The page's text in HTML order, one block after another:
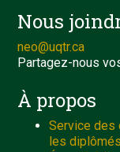
Nous
neo@uqtr.ca
Partagez-nous
À propos
Service des
les diplômés